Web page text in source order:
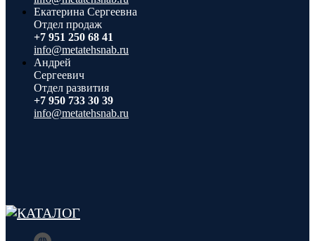
Екатерина Сергеевна
Отдел продаж
+7 951 250 68 41
info@metatehsnab.ru
Андрей
Сергеевич
Отдел развития
+7 950 733 30 39
info@metatehsnab.ru